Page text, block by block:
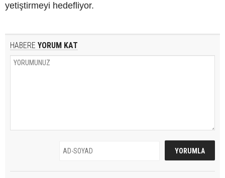
yetiştirmeyi hedefliyor.
HABERE YORUM KAT